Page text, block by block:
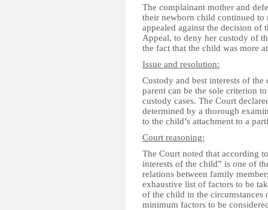
The complainant mother and
their newborn child continued to
appealed against the decision
Appeal, to deny her custody of
the fact that the child was more
Issue and resolution:
Custody and best interests of
parent can be the sole criterion
custody cases. The Court
determined by a thorough
to the child’s attachment to a
Court reasoning:
The Court noted that according
interests of the child” is one of
relations between family
exhaustive list of factors to be
of the child in the circumstances
minimum factors to be